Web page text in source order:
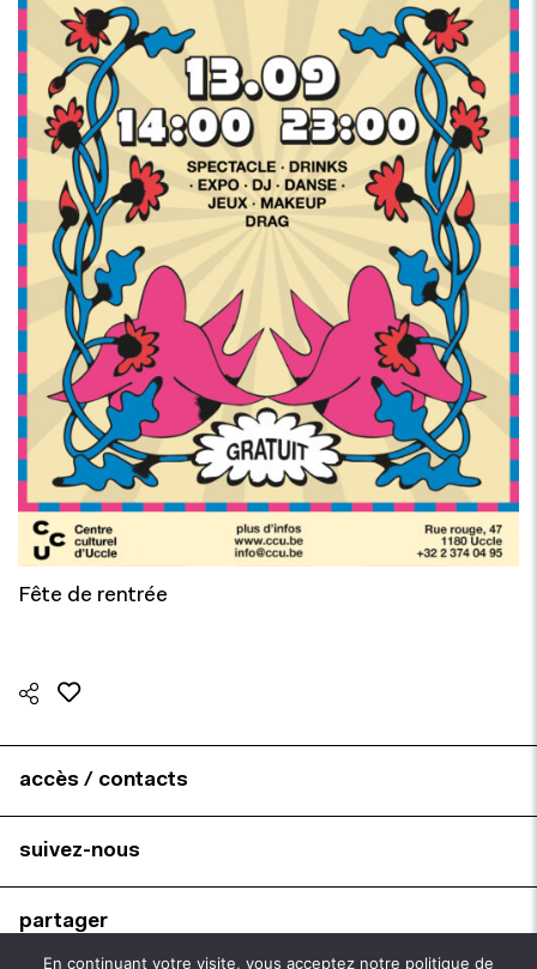
Fête de rentrée
accès / contacts
suivez-nous
partager
En continuant votre visite, vous acceptez notre politique de